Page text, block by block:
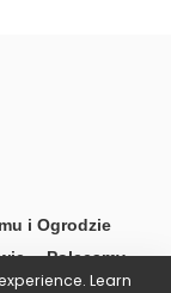
i Ogrodzie
Polecamy
Learn